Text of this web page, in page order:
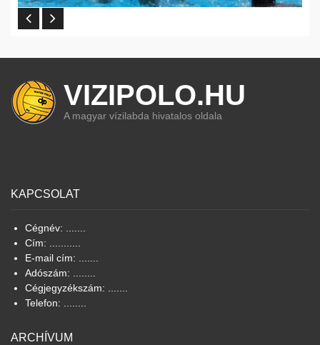
VIZIPOLO.HU
A magyar vízilabda hivatalos oldala
KAPCSOLAT
Cégnév: .......
Cím: ...........
E-mail cím: .......
Adószám: ........
Cégjegyzékszám: .......
Telefon: ........
ARCHÍVUM